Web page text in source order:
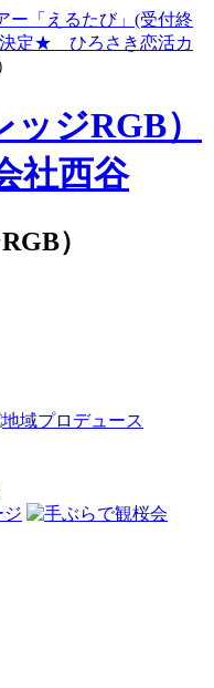
ー「えるたび」 (受付終
決定★ ひろさき恋活カ
ジRGB）
社西谷
）